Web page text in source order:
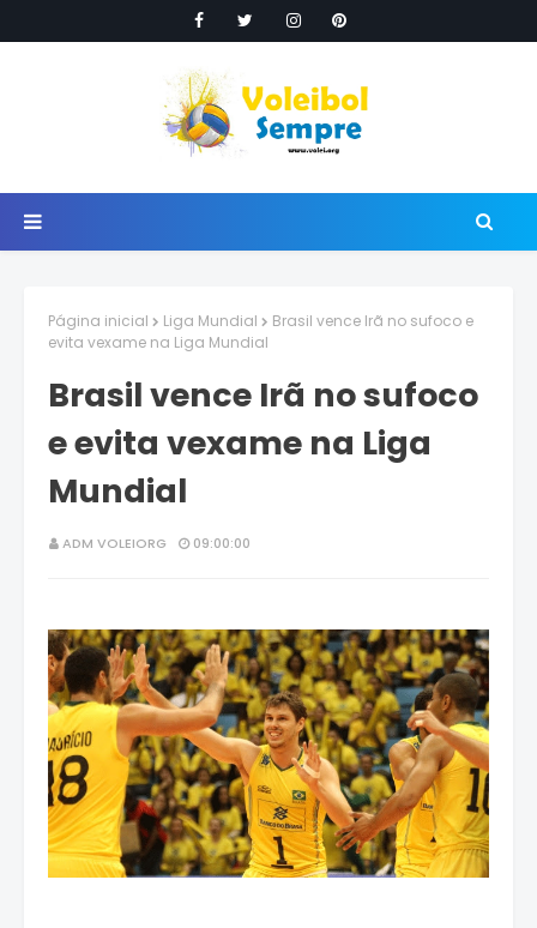
Página inicial Liga Mundial
Brasil vence Irã no sufoco e
evita vexame na Liga Mundial
Brasil vence Irã no sufoco
e evita vexame na Liga
Mundial
ADM VOLEIORG 09:00:00